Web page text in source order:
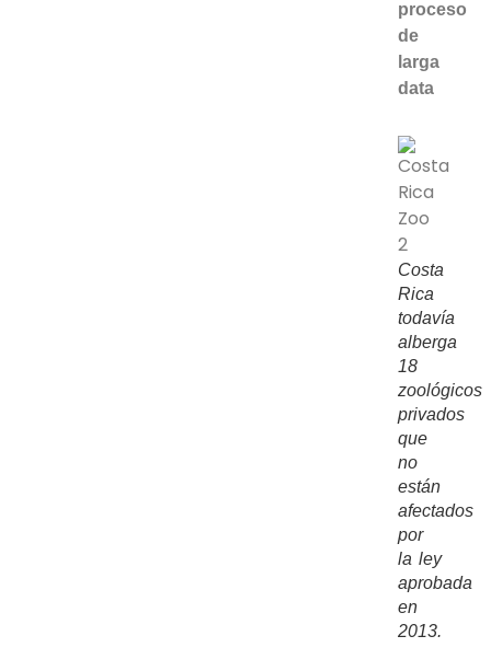
proceso
de
larga
data
Costa
Rica
todavía
alberga
18
zoológicos
privados
que
no
están
afectados
por
la ley
aprobada
en
2013.